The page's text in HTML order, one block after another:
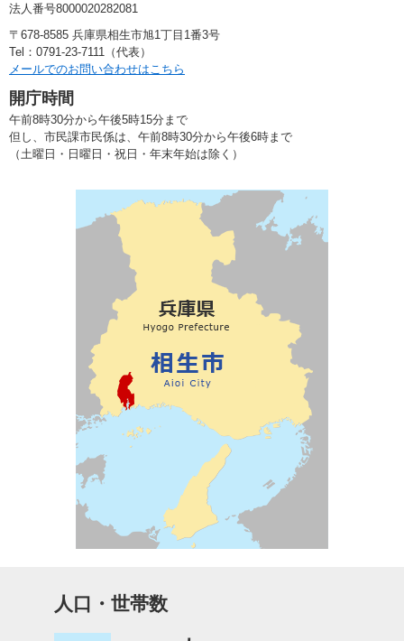
法人番号8000020282081
〒678-8585 兵庫県相生市旭1丁目1番3号
Tel：0791-23-7111（代表）
メールでのお問い合わせはこちら
開庁時間
午前8時30分から午後5時15分まで
但し、市民課市民係は、午前8時30分から午後6時まで
（土曜日・日曜日・祝日・年末年始は除く）
人口・世帯数